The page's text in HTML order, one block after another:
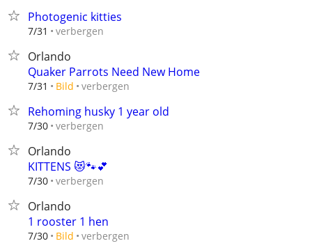
Photogenic kitties
7/31 verbergen
Orlando
Quaker Parrots Need New Home
7/31 Bild verbergen
Rehoming husky 1 year old
7/30 verbergen
Orlando
KITTENS 😻🐾💕
7/30 verbergen
Orlando
1 rooster 1 hen
7/30 Bild verbergen